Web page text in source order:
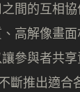
間的互相
高解像畫
參與者共
斷推出適合